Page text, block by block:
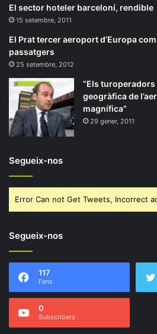
El sector hoteler barceloní, rendible
15 setembre, 2011
El Prat tercer aeroport d’Europa
passatgers
25 setembre, 2012
“Els
geogràfica de
magnífica”
29 gener, 2011
Segueix-nos
Error Can not Get Tweets, Incorrect
Segueix-nos
117
Fans
0
Subscribers